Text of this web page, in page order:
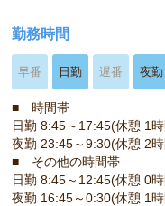
勤務時間
早番 日勤 遅番 夜勤
■ 時間帯
日勤 8:45～17:45(休憩 1
夜勤 23:45～9:30(休憩 2
■ その他の時間帯
日勤 8:45～12:45(休憩 0
夜勤 16:45～0:30(休憩 1